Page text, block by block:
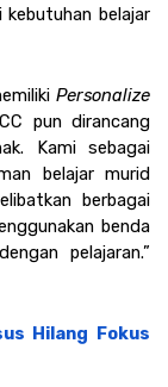
belajar
Personalize
pun dirancang
Kami sebagai
belajar murid
berbagai
benda
pelajaran.”
Hilang Fokus